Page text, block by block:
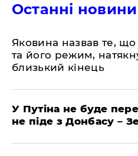
Останні новини
Яковина назвав те, що
та його режим,
близький кінець
У Путіна не буде
не піде з Донбасу –